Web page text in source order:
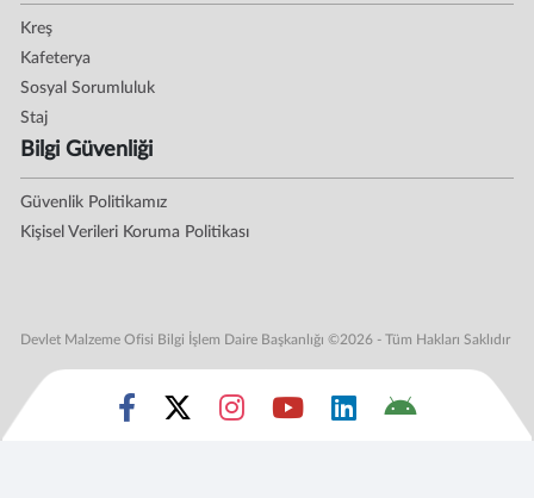
Kreş
Kafeterya
Sosyal Sorumluluk
Staj
Bilgi Güvenliği
Güvenlik Politikamız
Kişisel Verileri Koruma Politikası
Devlet Malzeme Ofisi Bilgi İşlem Daire Başkanlığı ©2026 - Tüm Hakları Saklıdır